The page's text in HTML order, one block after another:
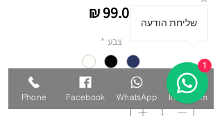
צבע *
Phone Facebook WhatsApp Instagram
שליחת הודעה
1